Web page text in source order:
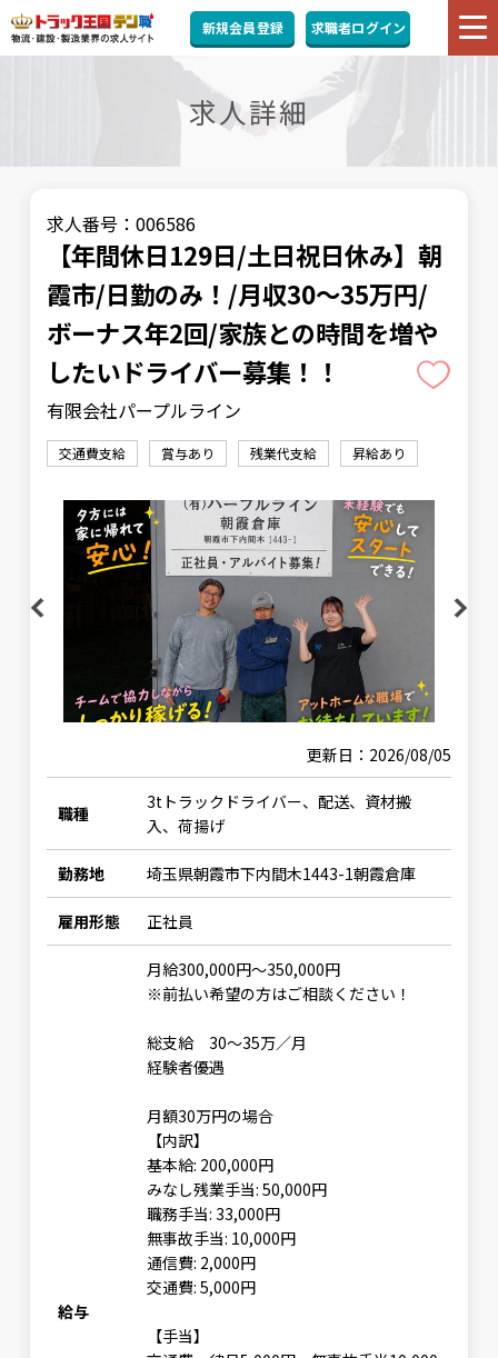
新規会員登録 求職者ログイン
求人詳細
求人番号：006586
【年間休日129日/土日祝日休み】朝
霞市/日勤のみ！/月収30〜35万円/
ボーナス年2回/家族との時間を増や
したいドライバー募集！！
有限会社パープルライン
交通費支給 賞与あり 残業代支給 昇給あり
Next
更新日：2026/08/05
職種
3tトラックドライバー、配送、資材搬
入、荷揚げ
勤務地 埼玉県朝霞市下内間木1443-1朝霞倉庫
雇用形態 正社員
給与
月給300,000円〜350,000円
※前払い希望の方はご相談ください！
総支給 30〜35万／月
経験者優遇
月額30万円の場合
【内訳】
基本給: 200,000円
みなし残業手当: 50,000円
職務手当: 33,000円
無事故手当: 10,000円
通信費: 2,000円
交通費: 5,000円
【手当】